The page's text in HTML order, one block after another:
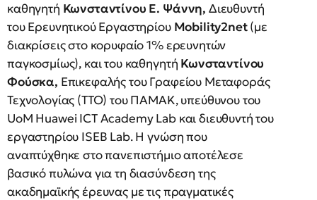
καθηγητή Κωνσταντίνου Ε. Ψάννη, Διευθυντή
του Ερευνητικού Εργαστηρίου Mobility2net(με
διακρίσεις στο κορυφαίο 1% ερευνητών
παγκοσμίως), και του καθηγητή Κωνσταντίνου
Φούσκα, Επικεφαλής του Γραφείου Μεταφοράς
Τεχνολογίας (TTO) του ΠΑΜΑΚ, υπεύθυνου του
UoM Huawei ICT Academy Lab και διευθυντή του
εργαστηρίου ISEB Lab. Η γνώση που
αναπτύχθηκε στο πανεπιστήμιο αποτέλεσε
βασικό πυλώνα για τη διασύνδεση της
ακαδημαϊκής έρευνας με τις πραγματικές